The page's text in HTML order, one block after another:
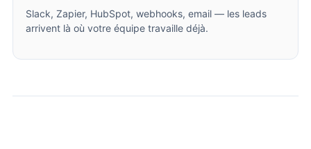
Slack, Zapier, HubSpot, webhooks, email — les leads
arrivent là où votre équipe travaille déjà.